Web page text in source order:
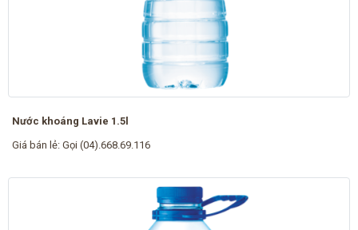
Nước khoáng Lavie 1.5l
Giá bán lẻ: Gọi (04).668.69.116